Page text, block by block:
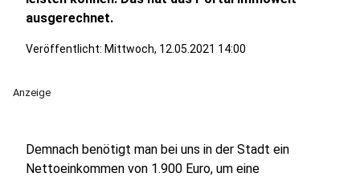
ausgerechnet.
Veröffentlicht: Mittwoch, 12.05.2021 14:00
Anzeige
Demnach benötigt man bei uns in der Stadt ein
Nettoeinkommen von 1.900 Euro, um eine